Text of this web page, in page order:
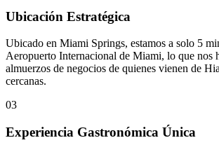
Ubicación Estratégica
Ubicado en Miami Springs, estamos a solo 5
Aeropuerto Internacional de Miami, lo que nos
almuerzos de negocios de quienes vienen de
cercanas.
03
Experiencia Gastronómica Única